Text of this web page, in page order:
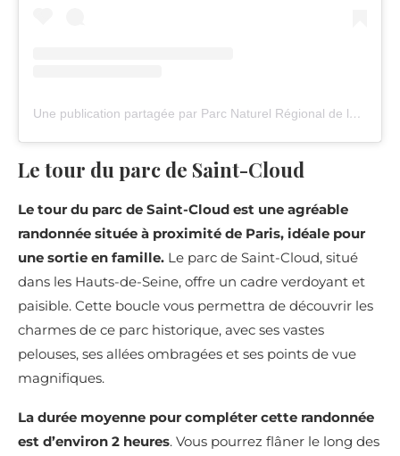
Une publication partagée par Parc Naturel Régional de la Haute Vallée de Chevreuse (@parc_naturel_chevreuse)
Le tour du parc de Saint-Cloud
Le tour du parc de Saint-Cloud est une agréable
randonnée située à proximité de Paris, idéale pour
une sortie en famille. Le parc de Saint-Cloud, situé
dans les Hauts-de-Seine, offre un cadre verdoyant et
paisible. Cette boucle vous permettra de découvrir les
charmes de ce parc historique, avec ses vastes
pelouses, ses allées ombragées et ses points de vue
magnifiques.
La durée moyenne pour compléter cette randonnée
est d’environ 2 heures. Vous pourrez flâner le long des